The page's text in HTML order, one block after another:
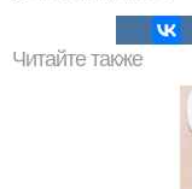
Читайте также